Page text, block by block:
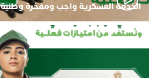
الخدمة العسكرية واجب ومفخرة وطنية